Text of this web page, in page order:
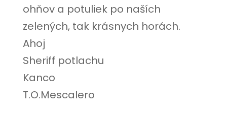
ohňov a potuliek po naších
zelených, tak krásnych horách.
Ahoj
Sheriff potlachu
Kanco
T.O.Mescalero